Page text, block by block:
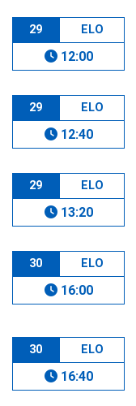
29 ELO
12:00
29 ELO
12:40
29 ELO
13:20
30 ELO
16:00
30 ELO
16:40